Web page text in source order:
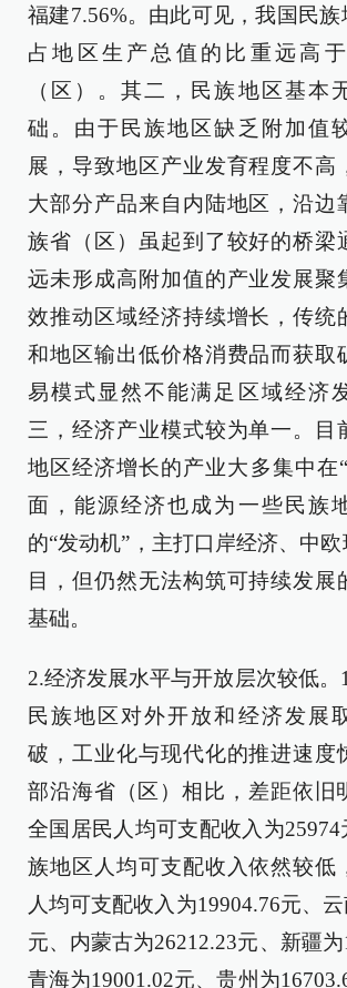
福建7.56%。由此可见，我国民
占地区生产总值的比重远高
（区）。其二，民族地区基本
础。由于民族地区缺乏附加值
展，导致地区产业发育程度不高
大部分产品来自内陆地区，沿边
族省（区）虽起到了较好的桥梁
远未形成高附加值的产业发展聚
效推动区域经济持续增长，传统
和地区输出低价格消费品而获取
易模式显然不能满足区域经济
三，经济产业模式较为单一。目
地区经济增长的产业大多集中在
面，能源经济也成为一些民族
的“发动机”，主打口岸经济、中
目，但仍然无法构筑可持续发展
基础。
2.经济发展水平与开放层次较低。
民族地区对外开放和经济发展
破，工业化与现代化的推进速度
部沿海省（区）相比，差距依旧
全国居民人均可支配收入为
族地区人均可支配收入依然较低
人均可支配收入为19904.76元、
元、内蒙古为26212.23元、新疆为
青海为19001.02元、贵州为